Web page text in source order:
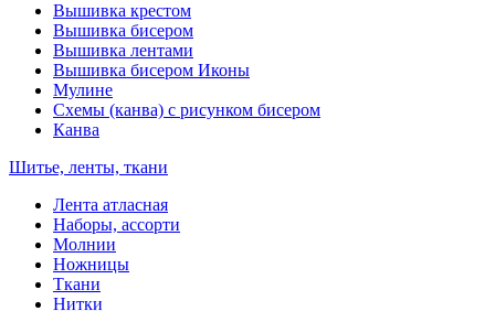
Вышивка крестом
Вышивка бисером
Вышивка лентами
Вышивка бисером Иконы
Мулине
Схемы (канва) с рисунком бисером
Канва
Шитье, ленты, ткани
Лента атласная
Наборы, ассорти
Молнии
Ножницы
Ткани
Нитки